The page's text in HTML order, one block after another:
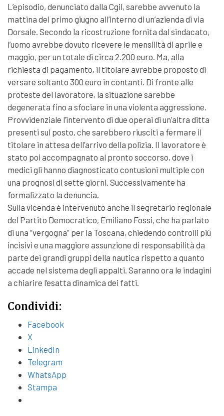
L’episodio, denunciato dalla Cgil, sarebbe avvenuto la
mattina del primo giugno all’interno di un’azienda di via
Dorsale. Secondo la ricostruzione fornita dal sindacato,
l’uomo avrebbe dovuto ricevere le mensilità di aprile e
maggio, per un totale di circa 2.200 euro. Ma, alla
richiesta di pagamento, il titolare avrebbe proposto di
versare soltanto 300 euro in contanti. Di fronte alle
proteste del lavoratore, la situazione sarebbe
degenerata fino a sfociare in una violenta aggressione.
Provvidenziale l’intervento di due operai di un’altra ditta
presenti sul posto, che sarebbero riusciti a fermare il
titolare in attesa dell’arrivo della polizia. Il lavoratore è
stato poi accompagnato al pronto soccorso, dove i
medici gli hanno diagnosticato contusioni multiple con
una prognosi di sette giorni. Successivamente ha
formalizzato la denuncia.
Sulla vicenda è intervenuto anche il segretario regionale
del Partito Democratico, Emiliano Fossi, che ha parlato
di una “vergogna” per la Toscana, chiedendo controlli più
incisivi e una maggiore assunzione di responsabilità da
parte dei grandi gruppi della nautica rispetto a quanto
accade nel sistema degli appalti. Saranno ora le indagini
a chiarire l’esatta dinamica dei fatti.
Condividi:
Facebook
X
LinkedIn
Telegram
WhatsApp
Stampa